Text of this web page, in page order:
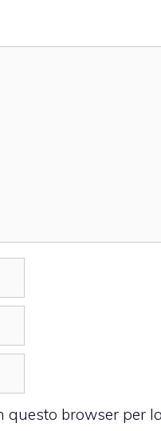
questo browser per